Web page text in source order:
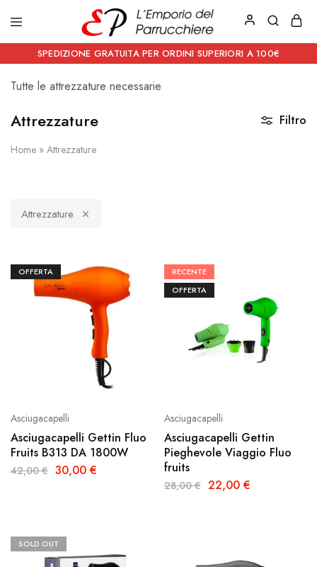
Emporio
del
Parrucchiere
Prodotti
estetici
e
per
SPEDIZIONE GRATUITA PER ORDINI SUPERIORI A 100€
Tutte le attrezzature necessarie
Attrezzature
Home » Attrezzature
Filtro
Attrezzature
OFFERTA
Asciugacapelli
Asciugacapelli Gettin Fluo
Fruits B313 DA 1800W
42,00€ 30,00 €
RECENTE
OFFERTA
Asciugacapelli
Asciugacapelli Gettin
Pieghevole Viaggio Fluo
fruits
28,00€ 22,00 €
SOLD OUT